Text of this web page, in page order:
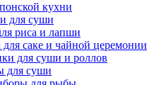
кухни
для суши
риса и лапши
для саке и чайной церемонии
для суши и роллов
для суши